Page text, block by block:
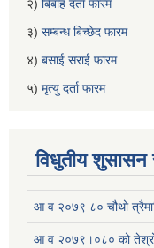
२) बिबाह दर्ता फारम
३) सम्बन्ध बिच्छेद फारम
४) बसाई सराई फारम
५) मृत्यु दर्ता फारम
विधुतीय शुसासन
आ व २०७९ ८० चौथो
आ व २०७९।०८० को तेश्रो